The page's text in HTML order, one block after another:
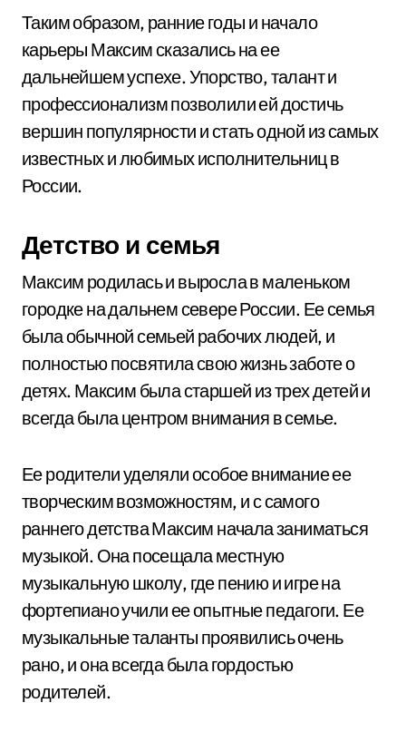
Таким образом, ранние годы и начало
карьеры Максим сказались на ее
дальнейшем успехе. Упорство, талант и
профессионализм позволили ей достичь
вершин популярности и стать одной из самых
известных и любимых исполнительниц в
России.
Детство и семья
Максим родилась и выросла в маленьком
городке на дальнем севере России. Ее семья
была обычной семьей рабочих людей, и
полностью посвятила свою жизнь заботе о
детях. Максим была старшей из трех детей и
всегда была центром внимания в семье.
Ее родители уделяли особое внимание ее
творческим возможностям, и с самого
раннего детства Максим начала заниматься
музыкой. Она посещала местную
музыкальную школу, где пению и игре на
фортепиано учили ее опытные педагоги. Ее
музыкальные таланты проявились очень
рано, и она всегда была гордостью
родителей.